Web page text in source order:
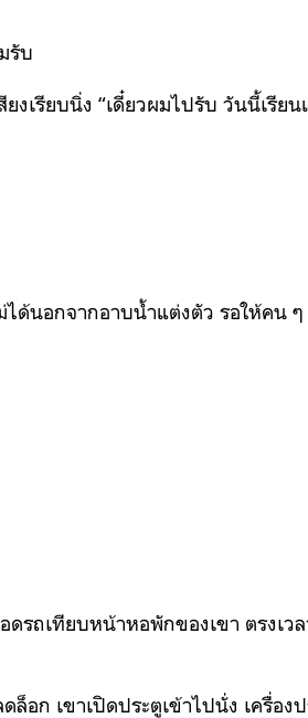
รับ
งเรียบนิ่ง “เดี๋ยวผมไปรับ วันนี้เรีย
ได้นอกจากอาบน้ำแต่งตัว รอให้คน
รถเทียบหน้าหอพักของเขา ตรงเว
อก เขาเปิดประตูเข้าไปนั่ง เครื่อง